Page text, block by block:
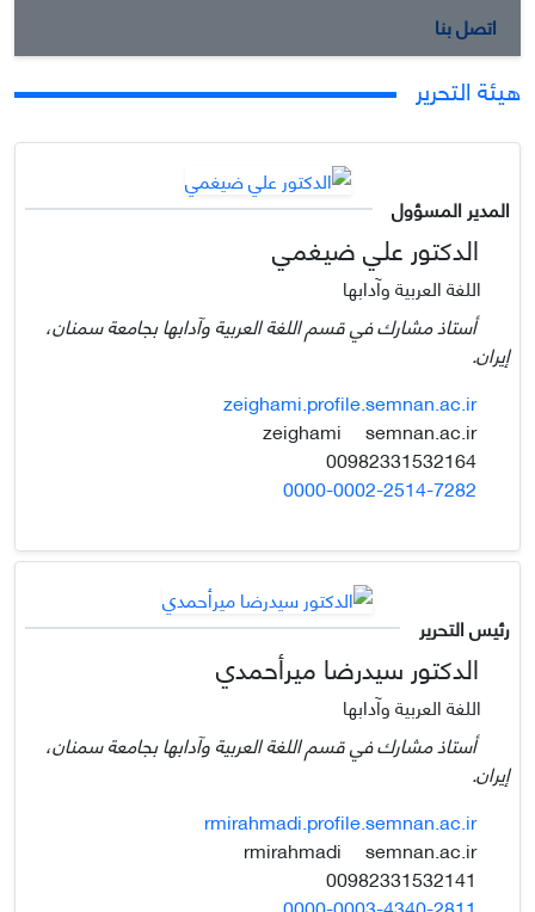
اتصل بنا
هيئة التحرير
المدير المسؤول
الدكتور علي ضيغمي
اللغة العربية وآدابها
أستاذ مشارك في قسم اللغة العربية وآدابها بجامعة سمنان،
إيران.
zeighami.profile.semnan.ac.ir
zeighami
semnan.ac.ir
0000-0002-2514-7282
رئيس التحرير
الدكتور سيدرضا ميرأحمدي
اللغة العربية وآدابها
أستاذ مشارك في قسم اللغة العربية وآدابها بجامعة سمنان،
إيران.
rmirahmadi.profile.semnan.ac.ir
rmirahmadi
semnan.ac.ir